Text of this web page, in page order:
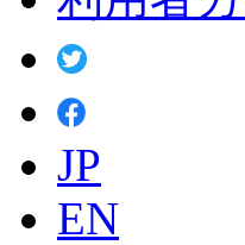
JP
EN